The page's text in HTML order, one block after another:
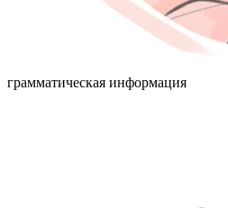
грамматическая информация